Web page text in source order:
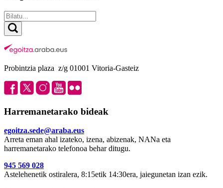
Probintzia plaza z/g 01001 Vitoria-Gasteiz
Harremanetarako bideak
egoitza.sede@araba.eus
Arreta eman ahal izateko, izena, abizenak, NANa eta
harremanetarako telefonoa behar ditugu.
945 569 028
Astelehenetik ostiralera, 8:15etik 14:30era, jaiegunetan izan ezik.